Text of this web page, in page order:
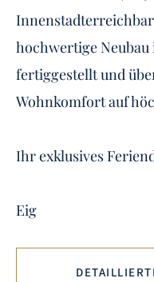
hochwertige Neubau
fertiggestellt und
Wohnkomfort auf
Ihr exklusives
Eig